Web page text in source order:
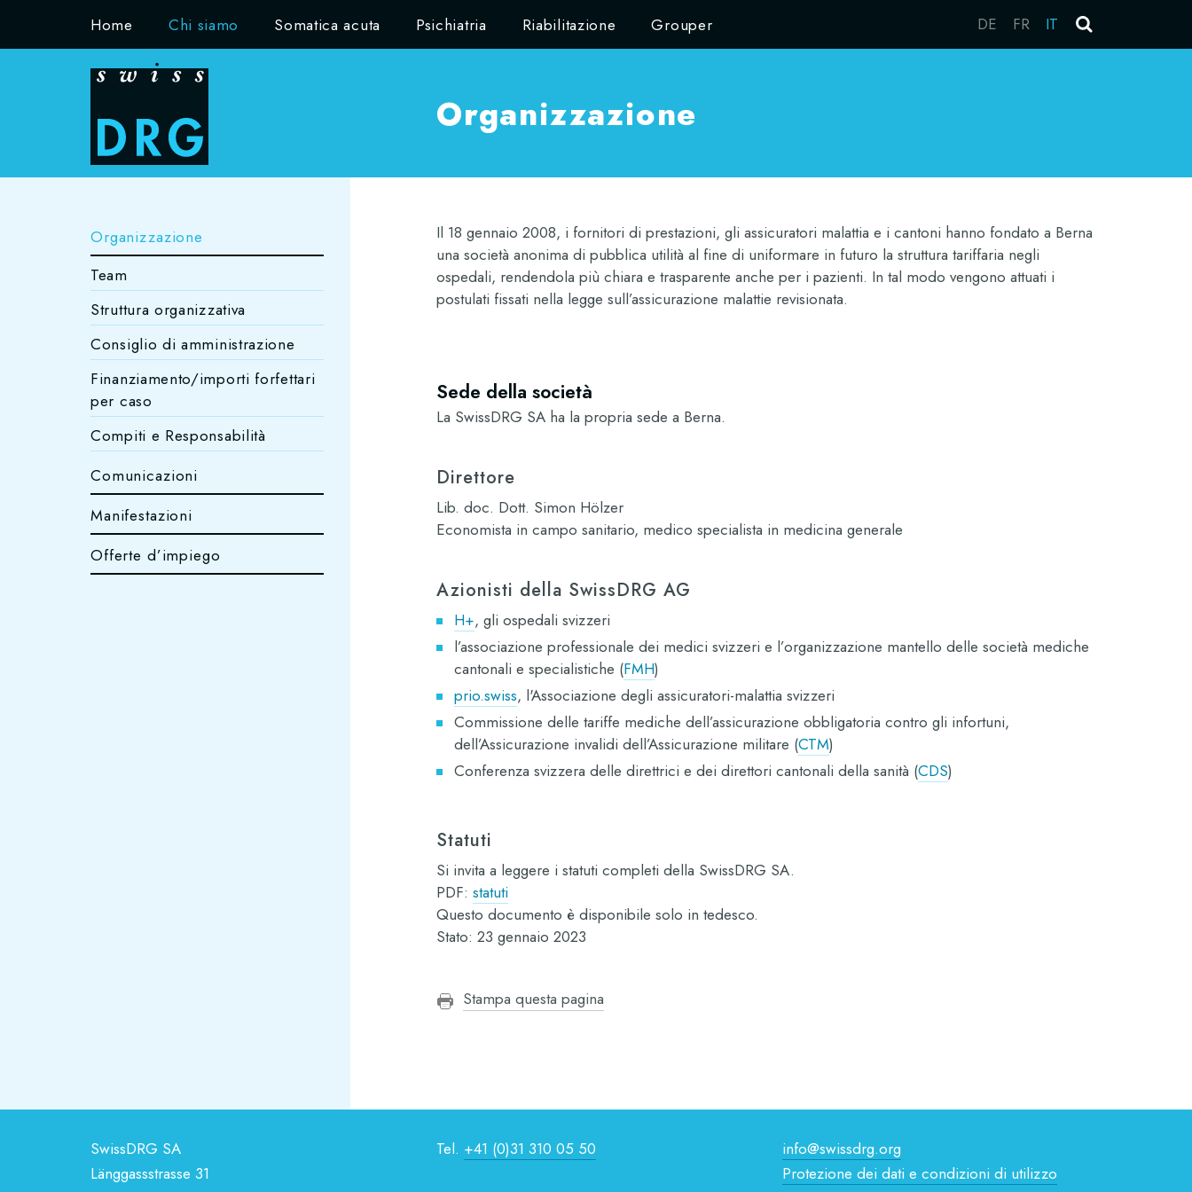
Home Chi siamo Somatica acuta Psichiatria Riabilitazione Grouper DE FR IT
Organizzazione
Organizzazione
Team
Struttura organizzativa
Consiglio di amministrazione
Finanziamento/importi forfettari
per caso
Compiti e Responsabilità
Comunicazioni
Manifestazioni
Offerte d’impiego
Il 18 gennaio 2008, i fornitori di prestazioni, gli assicuratori malattia e i cantoni hanno fondato a Berna
una società anonima di pubblica utilità al fine di uniformare in futuro la struttura tariffaria negli
ospedali, rendendola più chiara e trasparente anche per i pazienti. In tal modo vengono attuati i
postulati fissati nella legge sull’assicurazione malattie revisionata.
Sede della società
La SwissDRG SA ha la propria sede a Berna.
Direttore
Lib. doc. Dott. Simon Hölzer
Economista in campo sanitario, medico specialista in medicina generale
Azionisti della SwissDRG AG
H+, gli ospedali svizzeri
l’associazione professionale dei medici svizzeri e l’organizzazione mantello delle società mediche
cantonali e specialistiche (FMH)
prio.swiss, l'Associazione degli assicuratori-malattia svizzeri
Commissione delle tariffe mediche dell’assicurazione obbligatoria contro gli infortuni,
dell’Assicurazione invalidi dell’Assicurazione militare (CTM)
Conferenza svizzera delle direttrici e dei direttori cantonali della sanità (CDS)
Statuti
Si invita a leggere i statuti completi della SwissDRG SA.
PDF: statuti
Questo documento è disponibile solo in tedesco.
Stato: 23 gennaio 2023
Stampa questa pagina
SwissDRG SA
Länggassstrasse 31
Tel. +41 (0)31 310 05 50
info@swissdrg.org
Protezione dei dati e condizioni di utilizzo